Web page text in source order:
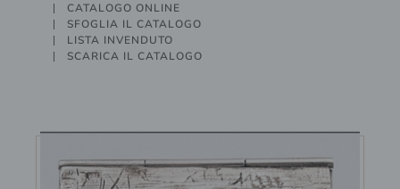
CATALOGO ONLINE
SFOGLIA IL CATALOGO
LISTA INVENDUTO
SCARICA IL CATALOGO